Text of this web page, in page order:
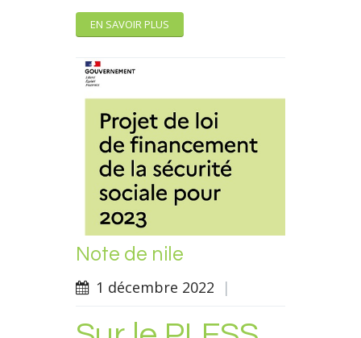
EN SAVOIR PLUS
Note de nile
1 décembre 2022 |